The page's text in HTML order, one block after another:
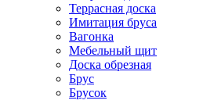
Террасная доска
Имитация бруса
Вагонка
Мебельный щит
Доска обрезная
Брус
Брусок